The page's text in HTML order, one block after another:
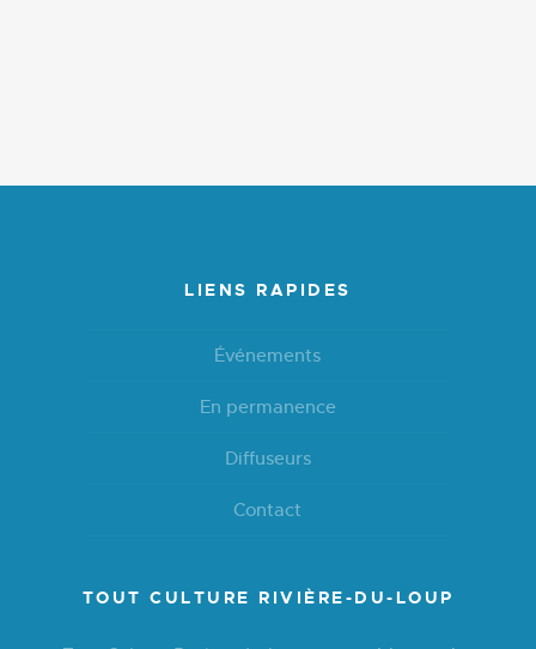
LIENS RAPIDES
Événements
En permanence
Diffuseurs
Contact
TOUT CULTURE RIVIÈRE-DU-LOUP